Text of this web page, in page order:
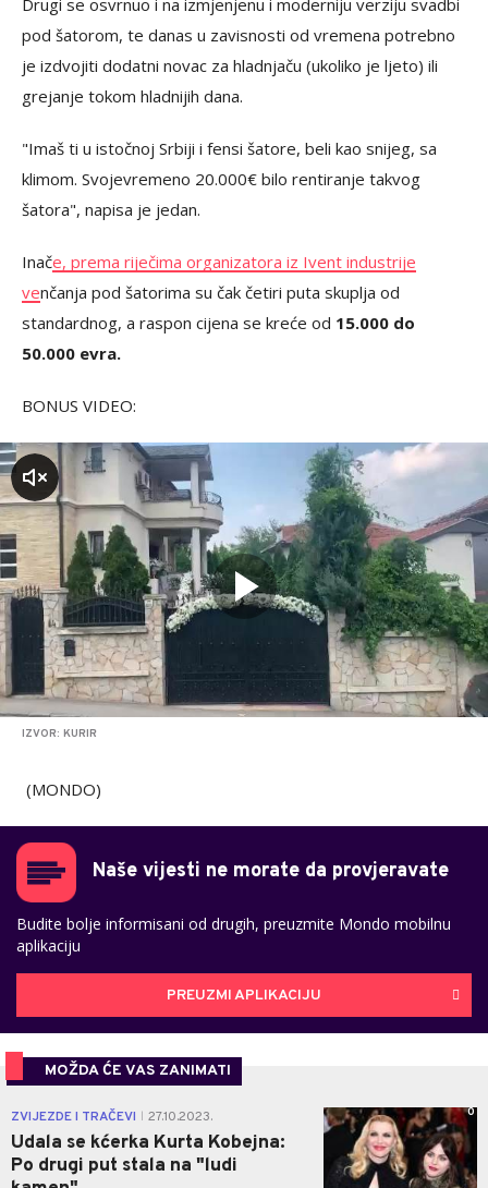
Drugi se osvrnuo i na izmjenjenu i moderniju verziju svadbi
pod šatorom, te danas u zavisnosti od vremena potrebno
je izdvojiti dodatni novac za hladnjaču (ukoliko je ljeto) ili
grejanje tokom hladnijih dana.
"Imaš ti u istočnoj Srbiji i fensi šatore, beli kao snijeg, sa
klimom. Svojevremeno 20.000€ bilo rentiranje takvog
šatora", napisa je jedan.
Inače, prema riječima organizatora iz Ivent industrije
venčanja pod šatorima su čak četiri puta skuplja od
standardnog, a raspon cijena se kreće od 15.000 do
50.000 evra.
BONUS VIDEO:
IZVOR: KURIR
(MONDO)
Naše vijesti ne morate da provjeravate
Budite bolje informisani od drugih, preuzmite Mondo mobilnu
aplikaciju
PREUZMI APLIKACIJU
MOŽDA ĆE VAS ZANIMATI
ZVIJEZDE I TRAČEVI 27.10.2023.
Udala se kćerka Kurta Kobejna:
Po drugi put stala na "ludi
0